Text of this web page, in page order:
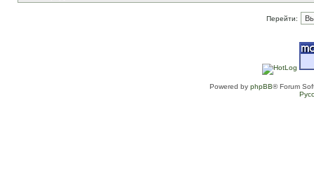
Перейти:
Powered by phpBB® Forum